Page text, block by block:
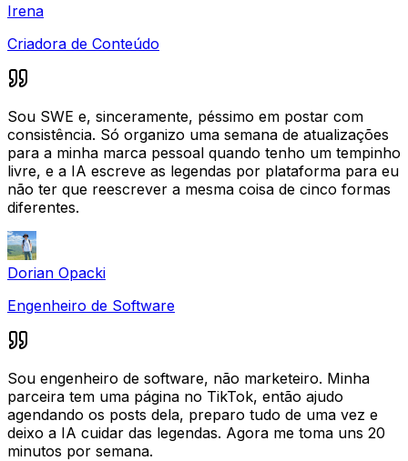
Irena
Criadora de Conteúdo
Sou SWE e, sinceramente, péssimo em postar com
consistência. Só organizo uma semana de atualizações
para a minha marca pessoal quando tenho um tempinho
livre, e a IA escreve as legendas por plataforma para eu
não ter que reescrever a mesma coisa de cinco formas
diferentes.
Dorian Opacki
Engenheiro de Software
Sou engenheiro de software, não marketeiro. Minha
parceira tem uma página no TikTok, então ajudo
agendando os posts dela, preparo tudo de uma vez e
deixo a IA cuidar das legendas. Agora me toma uns 20
minutos por semana.